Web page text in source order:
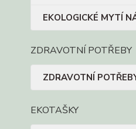
EKOLOGICKÉ MYTÍ
ZDRAVOTNÍ POTŘEBY
ZDRAVOTNÍ
EKOTAŠKY